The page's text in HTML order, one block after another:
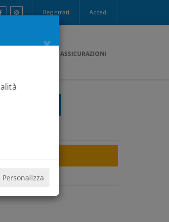
Registrati Accedi
ASSICURAZIONI
×
Personalizza